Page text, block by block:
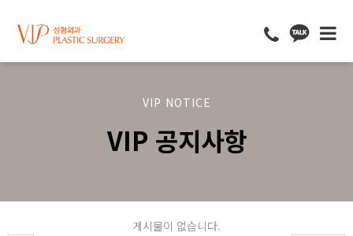
VIP NOTICE
VIP 공지사항
게시물이 없습니다.